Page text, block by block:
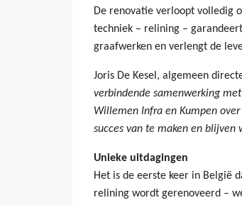
​De renovatie verloopt volledig
techniek – relining –
graafwerken en verlengt de
Joris De Kesel, algemeen
verbindende samenwerking
Willemen Infra en Kumpen
succes van te maken en
Unieke uitdagingen
​Het is de eerste keer in België
relining wordt gerenoveerd –